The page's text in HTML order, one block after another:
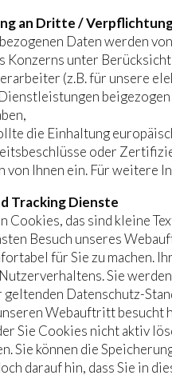
an Dritte /
Daten werden
Konzerns unter
(z.B. für unsere
die Einhaltung
oder
von Ihnen ein. Für weitere
Tracking Dienste
Cookies, das sind kleine
Besuch unseres
für Sie zu machen.
Sie
geltenden Datenschutz-
Webauftritt besucht
Sie Cookies nicht aktiv
Sie können die
darauf hin, dass Sie in